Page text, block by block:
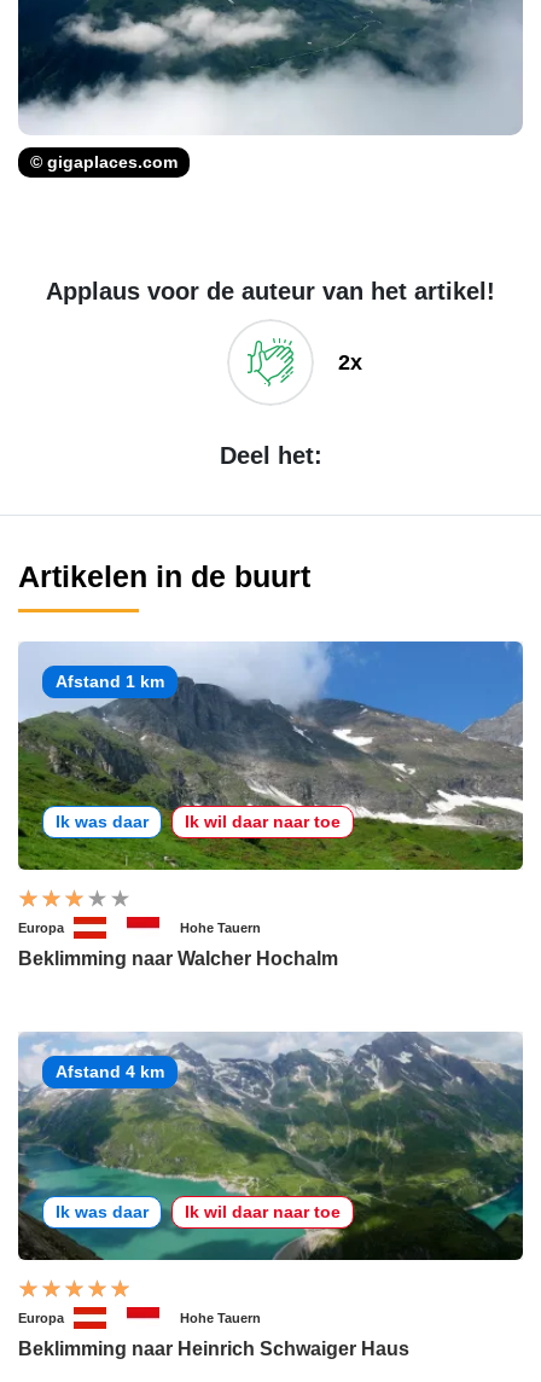
© gigaplaces.com
Applaus voor de auteur van het artikel!
2x
Deel het:
Artikelen in de buurt
Afstand 1 km
Ik was daar Ik wil daar naar toe
Europa Hohe Tauern
Beklimming naar Walcher Hochalm
Afstand 4 km
Ik was daar Ik wil daar naar toe
Europa Hohe Tauern
Beklimming naar Heinrich Schwaiger Haus